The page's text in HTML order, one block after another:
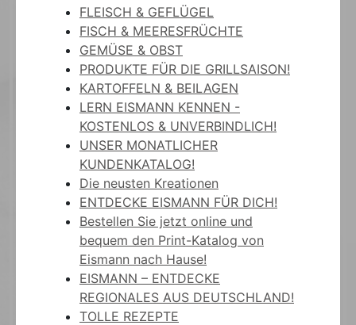
FLEISCH & GEFLÜGEL
FISCH & MEERESFRÜCHTE
GEMÜSE & OBST
PRODUKTE FÜR DIE GRILLSAISON!
KARTOFFELN & BEILAGEN
LERN EISMANN KENNEN -
KOSTENLOS & UNVERBINDLICH!
UNSER MONATLICHER
KUNDENKATALOG!
Die neusten Kreationen
ENTDECKE EISMANN FÜR DICH!
Bestellen Sie jetzt online und
bequem den Print-Katalog von
Eismann nach Hause!
EISMANN – ENTDECKE
REGIONALES AUS DEUTSCHLAND!
TOLLE REZEPTE